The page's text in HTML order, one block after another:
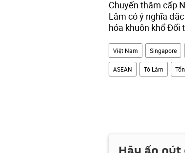
Chuyến thăm cấp
Lâm có ý nghĩa
hóa khuôn khổ Đối
Việt Nam Singapore
ASEAN Tô Lâm